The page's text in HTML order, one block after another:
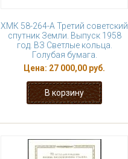
ХМК 58-264-А Третий советский
спутник Земли. Выпуск 1958
год. ВЗ Светлые кольца.
Голубая бумага.
Цена: 27 000,00 руб.